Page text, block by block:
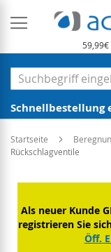
Schnellbestellung
Startseite
Rückschlagventile
Als neuer Kunde
registrieren Sie
Öff.